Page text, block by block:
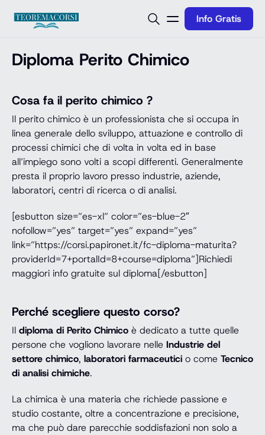
Info Gratis
Diploma Perito Chimico
Cosa fa il perito chimico ?
Il perito chimico è un professionista che si occupa in
linea generale dello sviluppo, attuazione e controllo di
processi chimici che di volta in volta ed in base
all’impiego sono volti a scopi differenti. Generalmente
presta il proprio lavoro presso industrie, aziende,
laboratori, centri di ricerca o di analisi.
[esbutton size=”es-xl” color=”es-blue-2″
nofollow=”yes” target=”yes” expand=”yes”
link=”https://corsi.papironet.it/fc-diploma-maturita?
providerId=7+portalId=8+course=diploma”]Richiedi
maggiori info gratuite sul diploma[/esbutton]
Perché scegliere questo corso?
Il diploma di Perito Chimico è dedicato a tutte quelle
persone che vogliono lavorare nelle Industrie del
settore chimico, laboratori farmaceutici o come Tecnico
di analisi chimiche.
La chimica è una materia che richiede passione e
studio costante, oltre a concentrazione e precisione,
ma che può dare parecchie soddisfazioni non solo a